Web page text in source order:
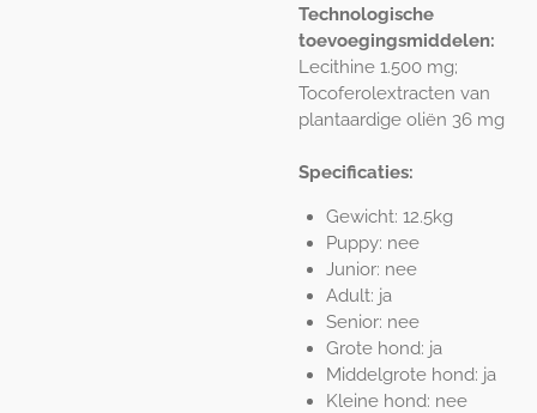
Technologische
toevoegingsmiddelen:
Lecithine 1.500 mg;
Tocoferolextracten van
plantaardige oliën 36 mg
Specificaties:
Gewicht: 12.5kg
Puppy: nee
Junior: nee
Adult: ja
Senior: nee
Grote hond: ja
Middelgrote hond: ja
Kleine hond: nee